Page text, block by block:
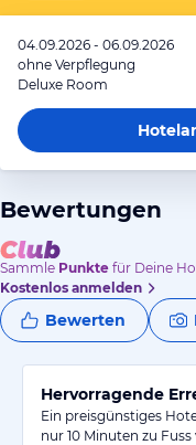
04.09.2026 - 06.09.2026
ohne Verpflegung
Deluxe Room
Bewertungen
Sammle Punkte für Deine
Kostenlos anmelden
Bewerten
Hervorragende
Ein preisgünstiges
nur 10 Minuten zu